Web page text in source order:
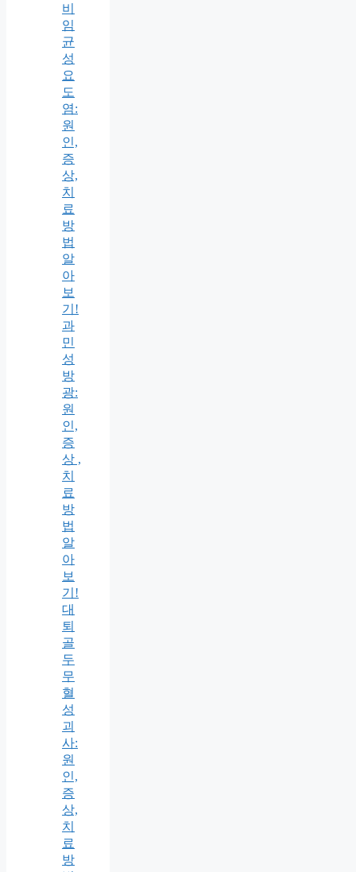
비
임
균
성
요
도
염:
원
인,
증
상,
치
료
방
법
알
아
보
기!
과
민
성
방
광:
원
인,
증
상 ,
치
료
방
법
알
아
보
기!
대
퇴
골
두
무
혈
성
괴
사:
원
인,
증
상,
치
료
방